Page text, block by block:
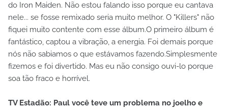
do Iron Maiden. Não estou falando isso porque eu cantava
nele... se fosse remixado seria muito melhor. O "Killers" não
fiquei muito contente com esse álbum.O primeiro álbum é
fantástico, captou a vibração, a energia. Foi demais porque
nós não sabiamos o que estávamos fazendo.Simplesmente
fizemos e foi divertido. Mas eu não consigo ouvi-lo porque
soa tão fraco e horrível.
TV Estadão: Paul você teve um problema no joelho e